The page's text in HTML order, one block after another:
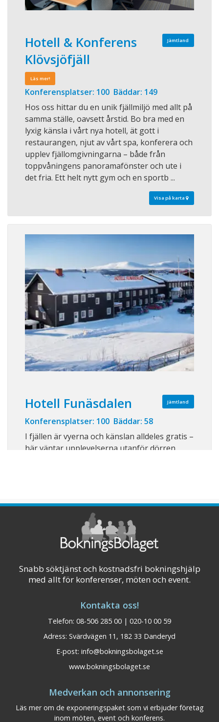
Jämtland
Hotell & Konferens
Klövsjöfjäll
Läs mer!
Konferensplatser: 100 Bäddar: 149
Hos oss hittar du en unik fjällmiljö med allt på
samma ställe, oavsett årstid. Bo bra med en
lyxig känsla i vårt nya hotell, ät gott i
restaurangen, njut av vårt spa, konferera och
upplev fjällomgivningarna – både från
toppvåningens panoramafönster och ute i
det fria. Ett helt nytt gym och en sportb ...
Visa på karta
Jämtland
Hotell Funäsdalen
Konferensplatser: 100 Bäddar: 58
I fjällen är vyerna och känslan alldeles gratis –
här väntar upplevelserna utanför dörren.
viltmiddag, lagad på lokala ingred ...
Snabb söktjänst och kostnadsfri bokningshjälp
med allt för konferenser, möten och event.
Kontakta oss!
Telefon: 08-506 285 00 | 020-10 00 59
Adress: Svärdvägen 11, 182 33 Danderyd
E-post: info@bokningsbolaget.se
www.bokningsbolaget.se
Medverkan och annonsering
Läs mer om de exponeringspaket som vi erbjuder företag
inom möten, event och konferens.